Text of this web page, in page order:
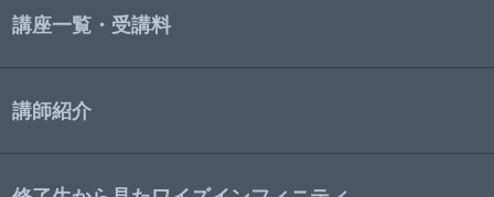
講座一覧・受講料
講師紹介